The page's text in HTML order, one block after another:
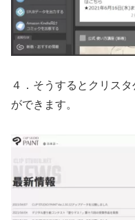
４．そうするとクリス
ができます。